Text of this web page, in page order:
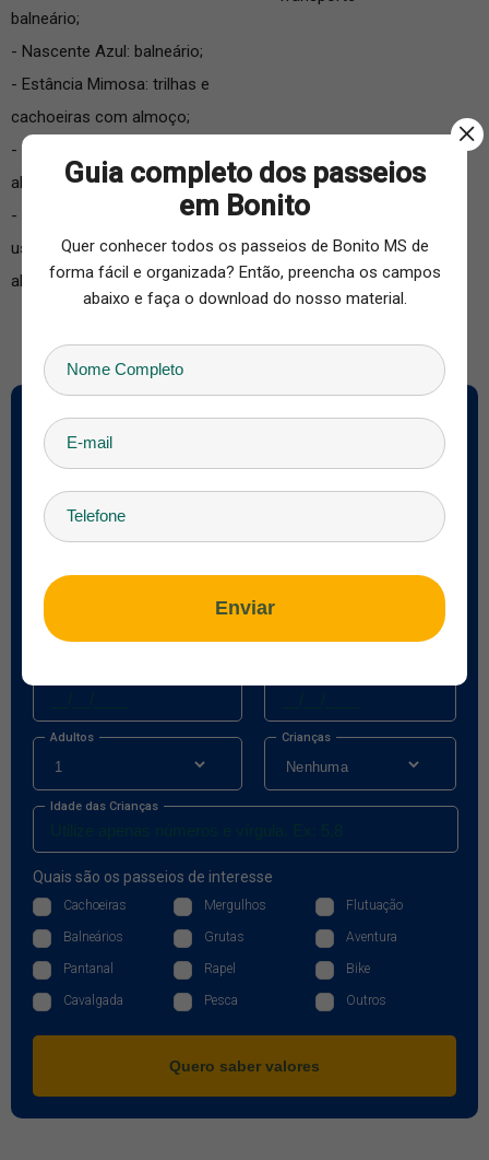
balneário;
- Nascente Azul: balneário;
- Estância Mimosa: trilhas e
cachoeiras com almoço;
- Rio da Prata: flutuação com
almoço;
- Fazenda San Francisco: day
use no Pantanal com
almoço.
Quer Conhecer os Passeios de Bonito
Preencha o formulário abaixo, responderemos em um instante!
E-mail
Adultos Crianças
Idade das Crianças
Quais são os passeios de interesse
Cachoeiras Mergulhos Flutuação
Balneários Grutas Aventura
Pantanal Rapel Bike
Cavalgada Pesca Outros
Quero saber valores
Guia completo dos passeios
em Bonito
Quer conhecer todos os passeios de Bonito MS de
forma fácil e organizada? Então, preencha os campos
abaixo e faça o download do nosso material.
Enviar